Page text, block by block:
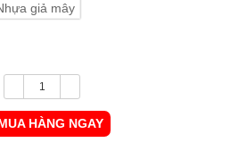
giả mây
HÀNG NGAY